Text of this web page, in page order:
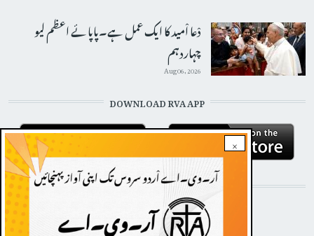
×
دْعا اْمید کا ایک عمل ہے۔پاپائے اعظم لیو
چہاردہم
Aug 06, 2026
DOWNLOAD RVA APP
STAY CONNECTED WITH US!